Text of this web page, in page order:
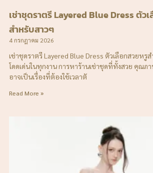
เช่าชุดราตรี Layered Blue Dress ตัว
สำหรับสาวๆ
4 กรกฎาคม 2026
เช่าชุดราตรี Layered Blue Dress ตัวเลือกสวยหรู
โดดเด่นในทุกงาน การหาร้านเช่าชุดที่ทั้งสวย คุณภ
อาจเป็นเรื่องที่ต้องใช้เวลาตั
Read More »